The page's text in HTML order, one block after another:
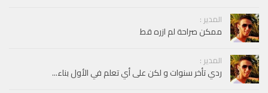
المدير :
ممكن صراحة لم ازره قط
المدير :
ردي تأخر سنوات و لكن على أي تعلم في الأول بناء...